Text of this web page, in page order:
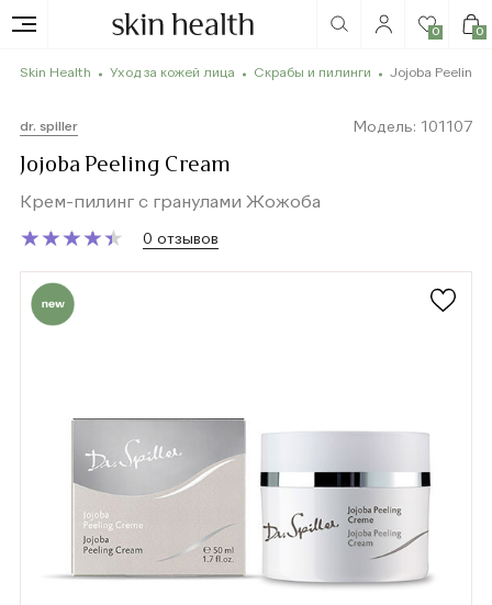
0 0
Skin Health Уход за кожей лица Скрабы и пилинги Jojoba Peeling
dr. spiller Модель: 101107
Jojoba Peeling Cream
Крем-пилинг с гранулами Жожоба
★
★★
★★
★★
★★
★ 0 отзывов